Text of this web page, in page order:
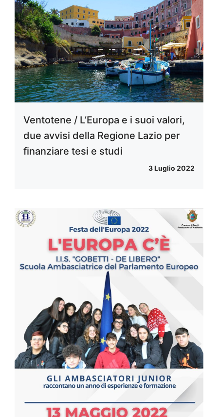
Ventotene / L’Europa e i suoi valori,
due avvisi della Regione Lazio per
finanziare tesi e studi
3 Luglio 2022